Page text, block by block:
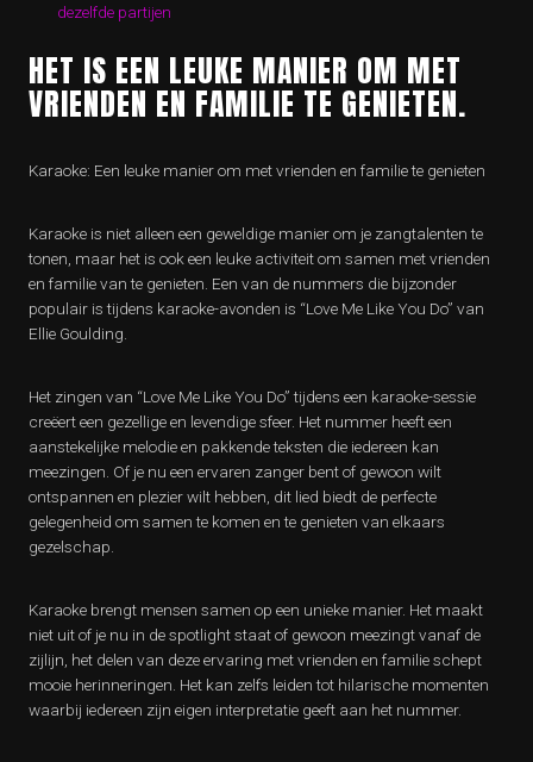
dezelfde partijen
HET IS EEN LEUKE MANIER OM MET
VRIENDEN EN FAMILIE TE GENIETEN.
Karaoke: Een leuke manier om met vrienden en familie te genieten
Karaoke is niet alleen een geweldige manier om je zangtalenten te
tonen, maar het is ook een leuke activiteit om samen met vrienden
en familie van te genieten. Een van de nummers die bijzonder
populair is tijdens karaoke-avonden is “Love Me Like You Do” van
Ellie Goulding.
Het zingen van “Love Me Like You Do” tijdens een karaoke-sessie
creëert een gezellige en levendige sfeer. Het nummer heeft een
aanstekelijke melodie en pakkende teksten die iedereen kan
meezingen. Of je nu een ervaren zanger bent of gewoon wilt
ontspannen en plezier wilt hebben, dit lied biedt de perfecte
gelegenheid om samen te komen en te genieten van elkaars
gezelschap.
Karaoke brengt mensen samen op een unieke manier. Het maakt
niet uit of je nu in de spotlight staat of gewoon meezingt vanaf de
zijlijn, het delen van deze ervaring met vrienden en familie schept
mooie herinneringen. Het kan zelfs leiden tot hilarische momenten
waarbij iedereen zijn eigen interpretatie geeft aan het nummer.